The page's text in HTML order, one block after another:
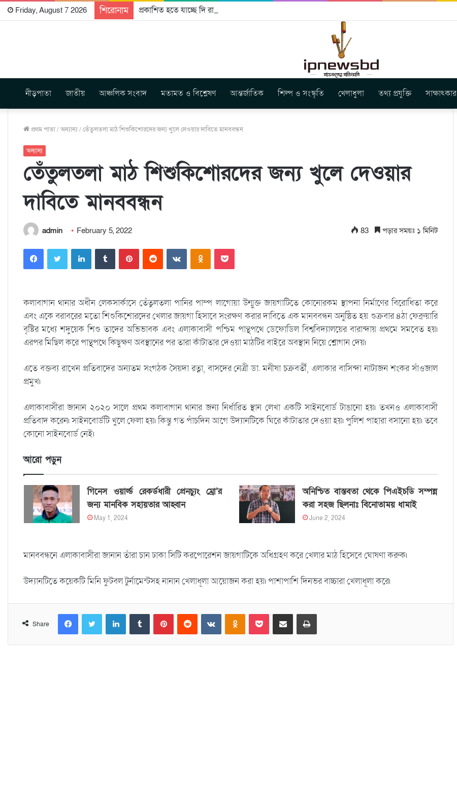
Friday, August 7 2026 শিরোনাম প্রকাশিত হতে যাচ্ছে দি রাবুগার নতুন গান ‘Baljanggi’
নীড়পাতা জাতীয় আঞ্চলিক সংবাদ মতামত ও বিশ্লেষণ আন্তর্জাতিক শিল্প ও সংস্কৃতি খেলাধুলা তথ্য প্রযুক্তি সাক্ষাৎকার
প্রথম পাতা/অন্যান্য/তেঁতুলতলা মাঠ শিশুকিশোরদের জন্য খুলে দেওয়ার দাবিতে মানববন্ধন
অন্যান্য
তেঁতুলতলা মাঠ শিশুকিশোরদের জন্য খুলে দেওয়ার
দাবিতে মানববন্ধন
admin February 5, 2022 83 পড়ার সময়ঃ ১ মিনিট
কলাবাগান থানার অধীন লেকসার্কাসে তেঁতুলতলা পানির পাম্প লাগোয়া উন্মুক্ত জায়গাটিতে কোনোরকম স্থাপনা নির্মাণের বিরোধিতা করে
এবং একে বরাবরের মতো শিশুকিশোরদের খেলার জায়গা হিসাবে সংরক্ষণ করার দাবিতে এক মানববন্ধন অনুষ্ঠিত হয় শুক্রবার ৪ঠা ফেব্রুয়ারি
বৃষ্টির মধ্যে শদুয়েক শিশু তাদের অভিভাবক এবং এলাকাবাসী পশ্চিম পান্থপথে ডেফোডিল বিশ্ববিদ্যালয়ের বারান্দায় প্রথমে সমবেত হয়৷
এরপর মিছিল করে পান্থপথে কিছুক্ষণ অবস্থানের পর তারা কাঁটাতার দেওয়া মাঠটির বাইরে অবস্থান নিয়ে শ্লোগান দেয়৷
এতে বক্তব্য রাখেন প্রতিবাদের অন্যতম সংগঠক সৈয়দা রত্না, বাসদের নেত্রী ডা. মনীষা চক্রবর্তী, এলাকার বাসিন্দা নাট্যজন শংকর সাঁওজাল
প্রমুখ৷
এলাকাবাসীরা জানান ২০২০ সালে প্রথম কলাবাগান থানার জন্য নির্ধারিত স্থান লেখা একটি সাইনবোর্ড টাঙানো হয়৷ তখনও এলাকাবাসী
প্রতিবাদ করেন৷ সাইনবোর্ডটি খুলে ফেলা হয়৷ কিন্তু গত পাঁচদিন আগে উদ্যানটিকে ঘিরে কাঁটাতার দেওয়া হয়৷ পুলিশ পাহারা বসানো হয়৷ তবে
কোনো সাইনবোর্ড নেই৷
আরো পড়ুন
গিনেস ওয়ার্ল্ড রেকর্ডধারী প্রেনচ্যুং ম্রো’র
জন্য মানবিক সহায়তার আহ্বান
May 1, 2024
অনিশ্চিত বাস্তবতা থেকে পিএইচডি সম্পন্ন
করা সহজ ছিলনাঃ বিনোতাময় ধামাই
June 2, 2024
মানববন্ধনে এলাকাবাসীরা জানান তাঁরা চান ঢাকা সিটি করপোরেশন জায়গাটিকে অধিগ্রহণ করে খেলার মাঠ হিসেবে ঘোষণা করুক৷
উদ্যানটিতে কয়েকটি মিনি ফুটবল টুর্নামেন্টসহ নানান খেলাধূলা আয়োজন করা হয়৷ পাশাপাশি দিনভর বাচ্চারা খেলাধূলা করে৷
Share